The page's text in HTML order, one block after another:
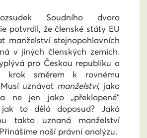
Soudního dvora
potvrdil, že členské státy EU
manželství stejnopohlavních
v jiných členských zemích.
pro Českou republiku a
směrem k rovnému
uznávat manželství, jako
ne jen jako „překlopené“
jak to dělá doposud? Jaká
takto uznaná manželství
naší právní analýzu.